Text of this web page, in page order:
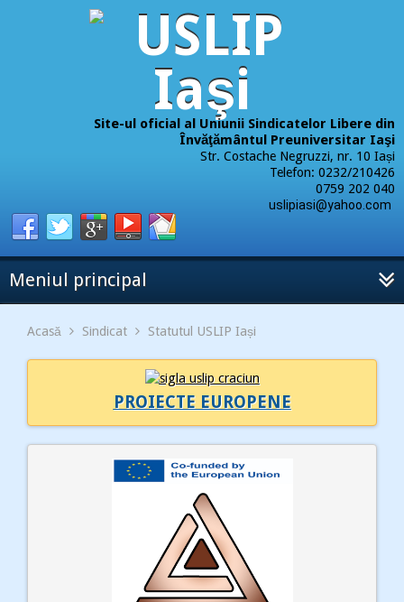
Site-ul oficial al Uniunii Sindicatelor Libere din
Învăţământul Preuniversitar Iaşi
Str. Costache Negruzzi, nr. 10 Iași
Telefon: 0232/210426
0759 202 040
uslipiasi@yahoo.com
Meniul principal
Acasă Sindicat Statutul USLIP Iași
PROIECTE EUROPENE